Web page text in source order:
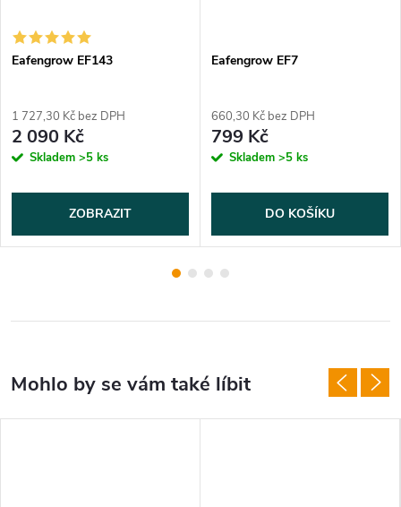
Eafengrow EF143
1 727,30 Kč bez DPH
2 090 Kč
Skladem >5 ks
ZOBRAZIT
Eafengrow EF7
660,30 Kč bez DPH
799 Kč
Skladem >5 ks
DO KOŠÍKU